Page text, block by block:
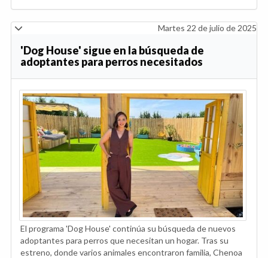
Martes 22 de julio de 2025
'Dog House' sigue en la búsqueda de
adoptantes para perros necesitados
El programa 'Dog House' continúa su búsqueda de nuevos
adoptantes para perros que necesitan un hogar. Tras su
estreno, donde varios animales encontraron familia, Chenoa